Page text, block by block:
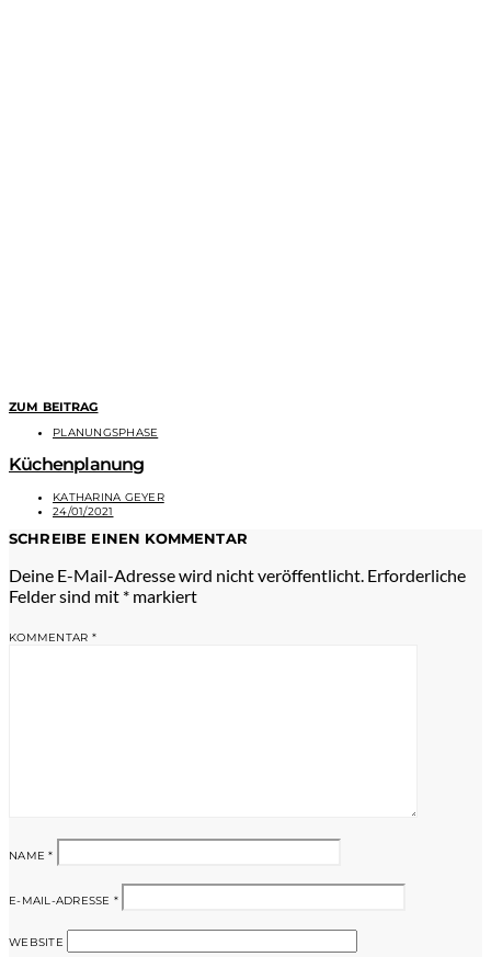
ZUM BEITRAG
PLANUNGSPHASE
Küchenplanung
KATHARINA GEYER
24/01/2021
SCHREIBE EINEN KOMMENTAR
Deine E-Mail-Adresse wird nicht veröffentlicht. Erforderliche
Felder sind mit * markiert
KOMMENTAR *
NAME*
E-MAIL-ADRESSE *
WEBSITE